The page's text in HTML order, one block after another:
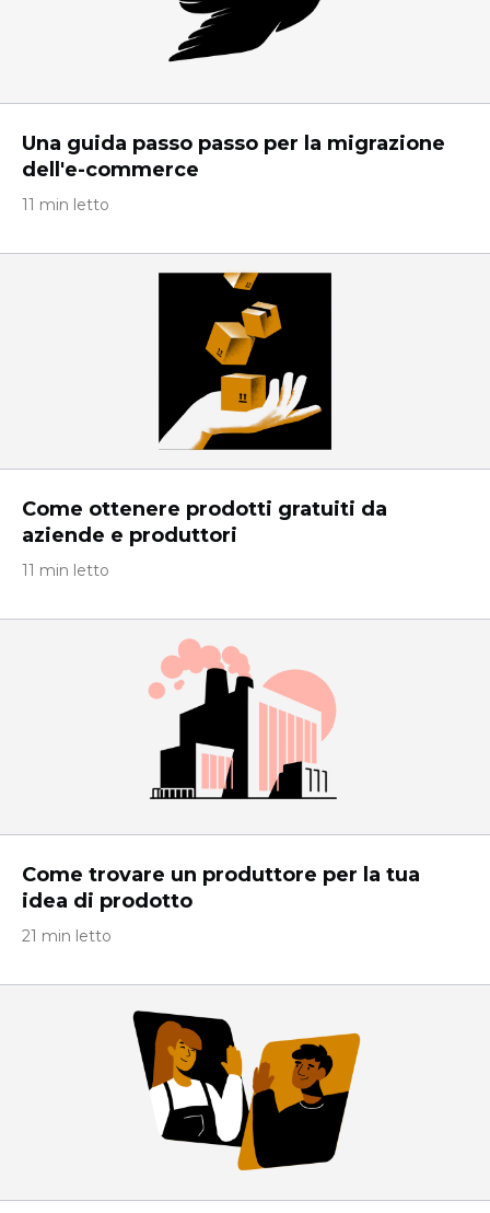
Una guida passo passo per la migrazione
dell'e-commerce
11 min letto
Come ottenere prodotti gratuiti da
aziende e produttori
11 min letto
Come trovare un produttore per la tua
idea di prodotto
21 min letto